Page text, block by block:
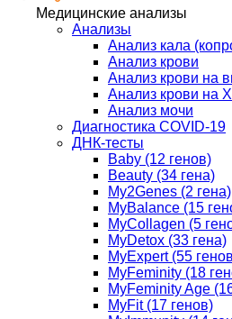
Медицинские анализы
Анализы
Анализ кала
Анализ крови
Анализ крови на
Анализ крови на
Анализ мочи
Диагностика COVID-19
ДНК-тесты
Baby (12 генов)
Beauty (34 гена)
My2Genes (2 гена)
MyBalance (15
MyCollagen (5
MyDetox (33 гена)
MyExpert (55
MyFeminity (18
MyFeminity Age
MyFit (17 генов)